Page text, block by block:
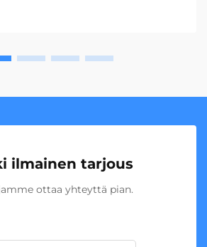
ilmainen tarjous
ottaa yhteyttä pian.